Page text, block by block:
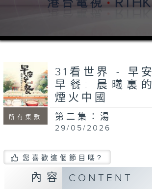
所有集數
31看世界 - 早安
早餐: 晨曦裏的
煙火中國
第二集：湯
29/05/2026
您喜歡這個節目嗎?
內容 CONTENT